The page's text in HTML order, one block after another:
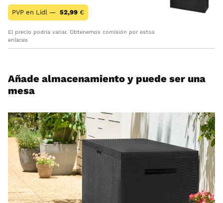
PVP en Lidl — 52,99 €
El precio podría variar. Obtenemos comisión por estos
enlaces
Añade almacenamiento y puede ser una
mesa